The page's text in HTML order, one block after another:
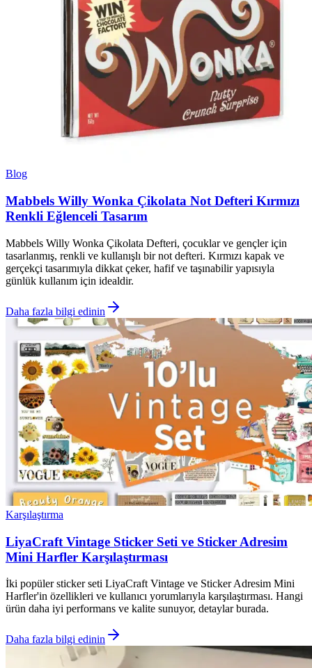
Blog
Mabbels Willy Wonka Çikolata Not Defteri Kırmızı
Renkli Eğlenceli Tasarım
Mabbels Willy Wonka Çikolata Defteri, çocuklar ve gençler için
tasarlanmış, renkli ve kullanışlı bir not defteri. Kırmızı kapak ve
gerçekçi tasarımıyla dikkat çeker, hafif ve taşınabilir yapısıyla
günlük kullanım için idealdir.
Daha fazla bilgi edinin
Karşılaştırma
LiyaCraft Vintage Sticker Seti ve Sticker Adresim
Mini Harfler Karşılaştırması
İki popüler sticker seti LiyaCraft Vintage ve Sticker Adresim Mini
Harfler'in özellikleri ve kullanıcı yorumlarıyla karşılaştırması. Hangi
ürün daha iyi performans ve kalite sunuyor, detaylar burada.
Daha fazla bilgi edinin